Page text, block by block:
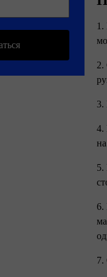
1.
2.
3.
4.
5.
6.
7.